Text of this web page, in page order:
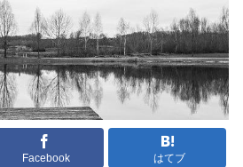
Facebook はてブ